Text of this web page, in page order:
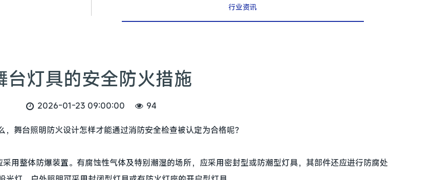
行业资讯
台灯具的安全防火措施
2026-01-23 09:00:00 94
舞台照明防火设计怎样才能通过消防安全检查被认定为合格呢？
用整体防爆装置。有腐蚀性气体及特别潮湿的场所，应采用密封型或防潮型灯具，其部件还应进行防腐处